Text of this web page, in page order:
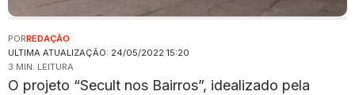
ULTIMA ATUALIZAÇÃO: 24/05/2022 15:20
PORREDAÇÃO
3 MIN. LEITURA
O projeto “Secult nos Bairros”, idealizado pela